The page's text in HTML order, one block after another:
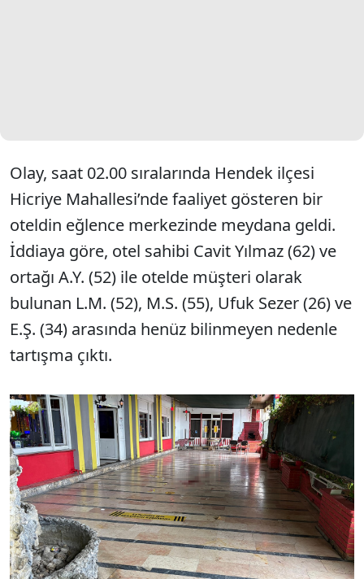
Olay, saat 02.00 sıralarında Hendek ilçesi
Hicriye Mahallesi’nde faaliyet gösteren bir
oteldin eğlence merkezinde meydana geldi.
İddiaya göre, otel sahibi Cavit Yılmaz (62) ve
ortağı A.Y. (52) ile otelde müşteri olarak
bulunan L.M. (52), M.S. (55), Ufuk Sezer (26) ve
E.Ş. (34) arasında henüz bilinmeyen nedenle
tartışma çıktı.